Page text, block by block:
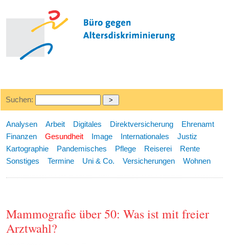
Suchen:
Analysen Arbeit Digitales Direktversicherung
Ehrenamt
Finanzen
Gesundheit Image Internationales
Justiz
Kartographie
Pandemisches Pflege Reiserei
Rente
Sonstiges
Termine Uni & Co. Versicherungen Wohnen
Mammografie über 50: Was ist mit freier
Arztwahl?